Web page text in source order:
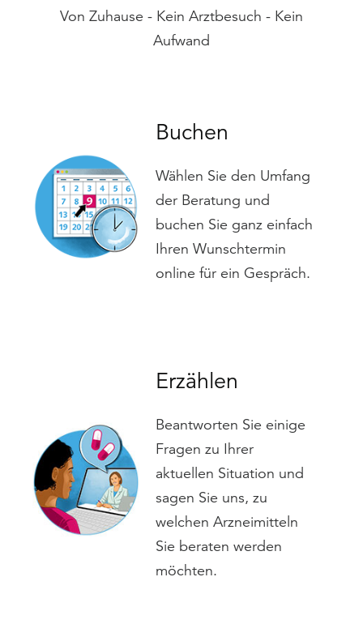
Von Zuhause - Kein Arztbesuch - Kein
Aufwand
Buchen
Wählen Sie den Umfang
der Beratung und
buchen Sie ganz einfach
Ihren Wunschtermin
online für ein Gespräch.
Erzählen
Beantworten Sie einige
Fragen zu Ihrer
aktuellen Situation und
sagen Sie uns, zu
welchen Arzneimitteln
Sie beraten werden
möchten.